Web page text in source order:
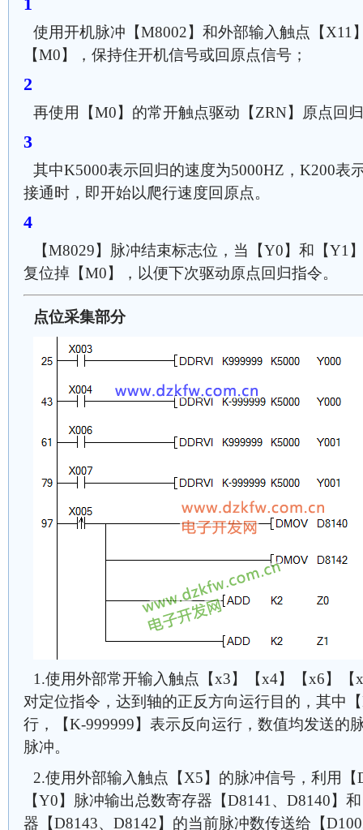
使用开机脉冲【M8002】和外部输入触点【X11
【M0】，保持住开机信号或回原点信号；
再使用【M0】的常开触点驱动【ZRN】原点回
其中K5000表示回归的速度为5000HZ，K200表
接通时，即开始以爬行速度回原点。
【M8029】脉冲结束标志位，当【Y0】和【Y1
复位掉【M0】，以便下次驱动原点回归指令。
点位采集部分
1.使用外部常开输入触点【x3】【x4】【x6】【
对定位指令，达到轴的正反方向运行目的，其中
行，【K-999999】表示反向运行，数值均发送的
脉冲。
2.使用外部输入触点【X5】的脉冲信号，利用
【Y0】脉冲输出总数寄存器【D8141、D8140】
器【D8143、D8142】的当前脉冲数传送给【